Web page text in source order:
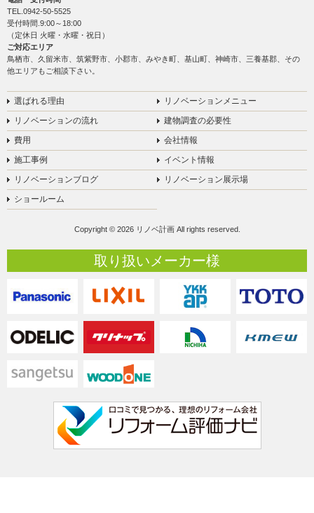
TEL. 0942-50-5525
受付時間.9:00～18:00
（定休日 火曜・水曜・祝日）
ご対応エリア
鳥栖市、久留米市、筑紫野市、小郡市、みやき町、基山町、神崎市、三養基郡、その
他エリアもご相談下さい。
選ばれる理由
リノベーションメニュー
リノベーションの流れ
建物調査の必要性
費用
会社情報
施工事例
イベント情報
リノベーションブログ
リノベーション展示場
ショールーム
Copyright © 2026 リノベ計画 All rights reserved.
取り扱いメーカー様